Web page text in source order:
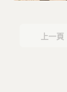
上一頁
上一頁